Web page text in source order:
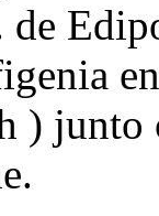
de
) junto